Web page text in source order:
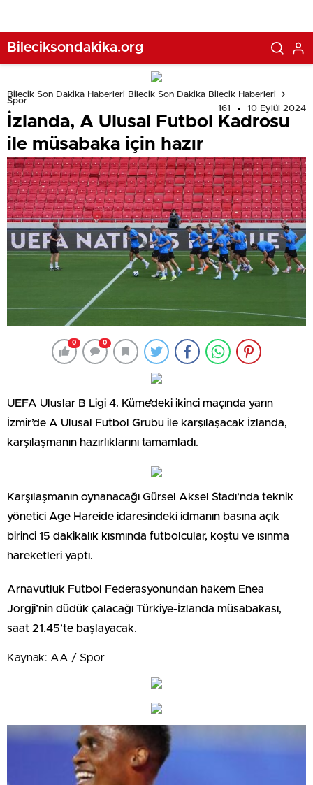
Bileciksondakika.org
Bilecik Son Dakika Haberleri Bilecik Son Dakika Bilecik Haberleri
Spor
161
10 Eylül 2024
İzlanda, A Ulusal Futbol Kadrosu
ile müsabaka için hazır
0 0
UEFA Uluslar B Ligi 4. Küme’deki ikinci maçında yarın
İzmir’de A Ulusal Futbol Grubu ile karşılaşacak İzlanda,
karşılaşmanın hazırlıklarını tamamladı.
Karşılaşmanın oynanacağı Gürsel Aksel Stadı’nda teknik
yönetici Age Hareide idaresindeki idmanın basına açık
birinci 15 dakikalık kısmında futbolcular, koştu ve ısınma
hareketleri yaptı.
Arnavutluk Futbol Federasyonundan hakem Enea
Jorgji’nin düdük çalacağı Türkiye-İzlanda müsabakası,
saat 21.45’te başlayacak.
Kaynak: AA / Spor